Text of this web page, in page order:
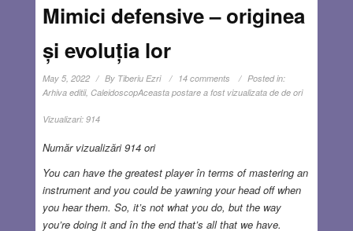
Mimici defensive – originea
și evoluția lor
May 5, 2022 By Tiberiu Ezri 14 comments
Posted in:
Arhiva editii, CaleidoscopAceasta postare a fost vizualizata de de ori
Vizualizari: 914
Număr vizualizări 914 ori
You can have the greatest player în terms of mastering an
instrument and you could be yawning your head off when
you hear them. So, it’s not what you do, but the way
you’re doing it and în the end that’s all that we have.